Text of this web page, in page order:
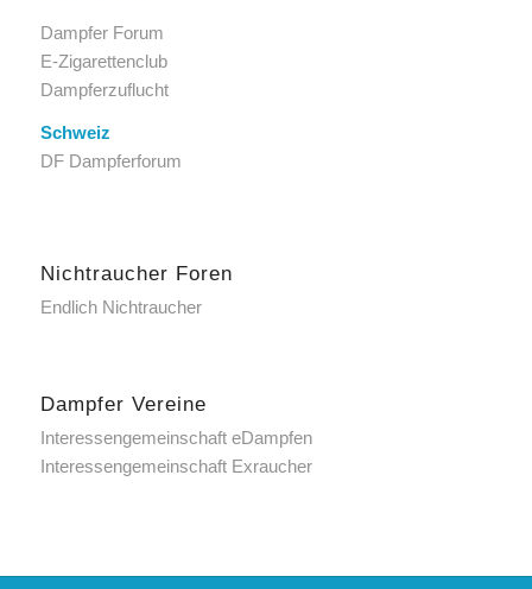
Dampfer Forum
E-Zigarettenclub
Dampferzuflucht
Schweiz
DF Dampferforum
Nichtraucher Foren
Endlich Nichtraucher
Dampfer Vereine
Interessengemeinschaft eDampfen
Interessengemeinschaft Exraucher